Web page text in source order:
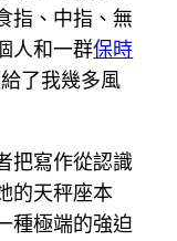
指、中指、無
人和一群保時
給了我幾多風
把寫作從認識
的天秤座本
種極端的強迫